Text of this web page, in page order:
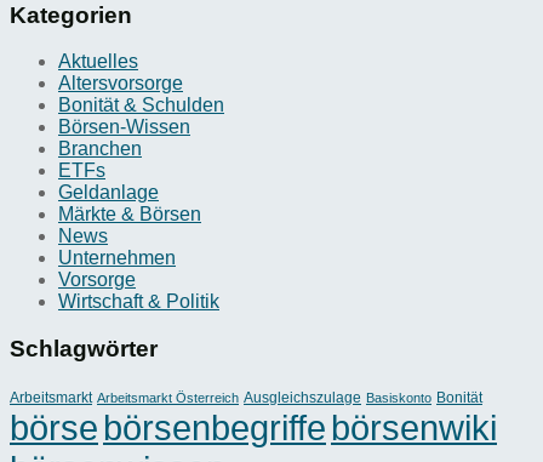
Kategorien
Aktuelles
Altersvorsorge
Bonität & Schulden
Börsen-Wissen
Branchen
ETFs
Geldanlage
Märkte & Börsen
News
Unternehmen
Vorsorge
Wirtschaft & Politik
Schlagwörter
Arbeitsmarkt Arbeitsmarkt Österreich Ausgleichszulage Basiskonto Bonität
börse börsenbegriffe börsenwiki